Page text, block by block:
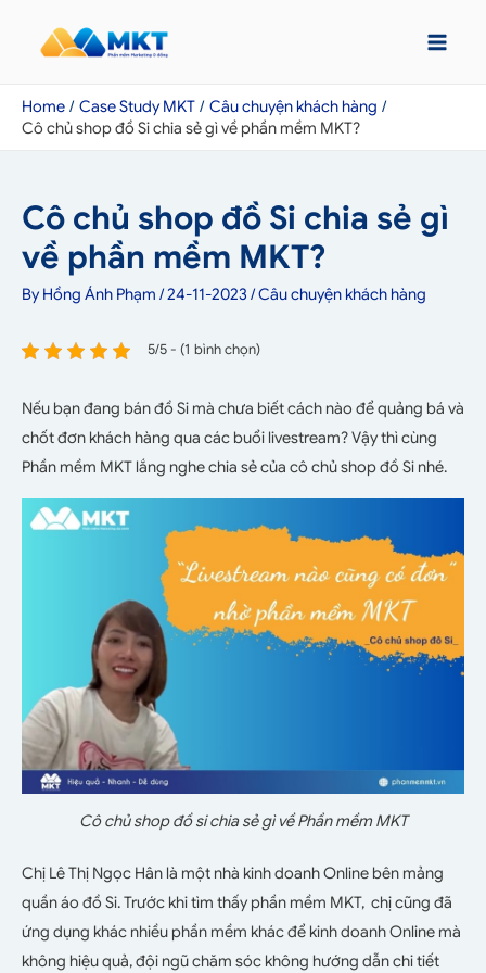
Home Case Study MKT
Câu chuyện khách hàng
Cô chủ shop đồ Si chia sẻ gì về phần mềm MKT?
Cô chủ shop đồ Si chia sẻ gì
về phần mềm MKT?
ByHồng Ánh Phạm /24-11-2023 /Câu chuyện khách hàng
5/5 - (1 bình chọn)
Nếu bạn đang bán đồ Si mà chưa biết cách nào để quảng bá và
chốt đơn khách hàng qua các buổi livestream? Vậy thì cùng
Phần mềm MKT lắng nghe chia sẻ của cô chủ shop đồ Si nhé.
Cô chủ shop đồ si chia sẻ gì về Phần mềm MKT
Chị Lê Thị Ngọc Hân là một nhà kinh doanh Online bên mảng
quần áo đồ Si. Trước khi tìm thấy phần mềm MKT, chị cũng đã
ứng dụng khác nhiều phần mềm khác để kinh doanh Online mà
không hiệu quả, đội ngũ chăm sóc không hướng dẫn chi tiết